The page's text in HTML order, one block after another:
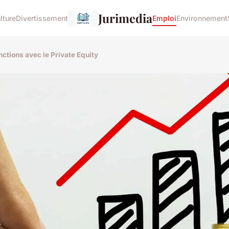
Divertissement JurimediaEmploiEnvironnement
avec le Private Equity